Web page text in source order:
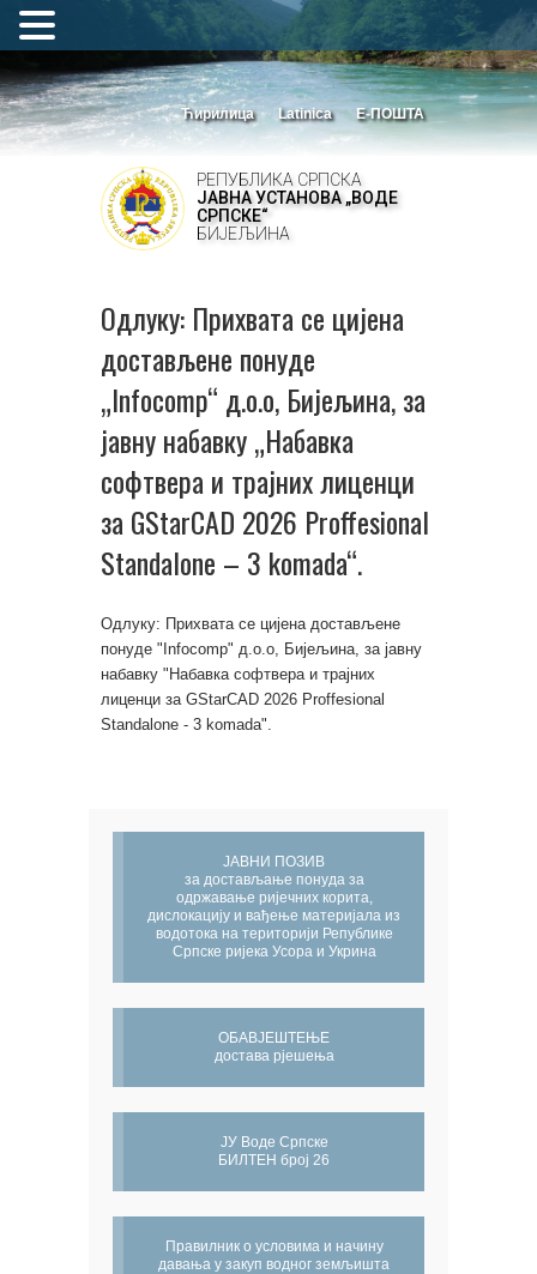
Ћирилица Latinica Е-ПОШТА
РЕПУБЛИКА СРПСКА
ЈАВНА УСТАНОВА „ВОДЕ
СРПСКЕ“
БИЈЕЉИНА
Одлуку: Прихвата се цијена
достављене понуде
„Infocomp“ д.о.о, Бијељина, за
јавну набавку „Набавка
софтвера и трајних лиценци
за GStarCAD 2026 Proffesional
Standalone – 3 komada“.
Одлуку: Прихвата се цијена достављене
понуде "Infocomp" д.о.о, Бијељина, за јавну
набавку "Набавка софтвера и трајних
лиценци за GStarCAD 2026 Proffesional
Standalone - 3 komada".
ЈАВНИ ПОЗИВ
за достављање понуда за
одржавање ријечних корита,
дислокацију и вађење материјала из
водотока на територији Републике
Српске ријека Усора и Укрина
ОБАВЈЕШТЕЊЕ
достава рјешења
ЈУ Воде Српске
БИЛТЕН број 26
Правилник о условима и начину
давања у закуп водног земљишта